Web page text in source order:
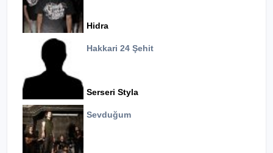
Hidra
Hakkari 24 Şehit
Serseri Styla
Sevduğum